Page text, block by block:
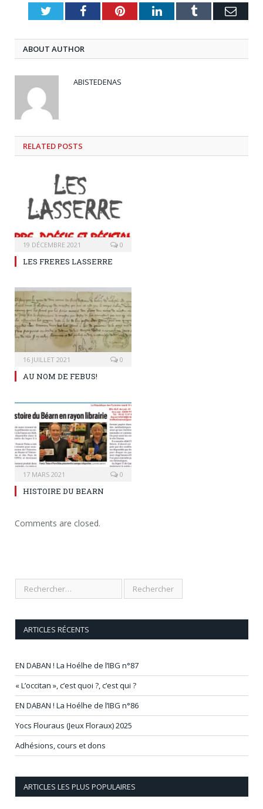
TwitterFacebookPinterestLinkedInTumblr
ABOUT AUTHOR
ABISTEDENAS
RELATED POSTS
19 DÉCEMBRE 2021 0
LES FRERES LASSERRE
16 JUILLET 2021 0
AU NOM DE FEBUS!
17 MARS 2021 0
HISTOIRE DU BEARN
Comments are closed.
ARTICLES RÉCENTS
EN DABAN ! La Hoélhe de l’IBG n°87
« L’occitan », c’est quoi ?, c’est qui ?
EN DABAN ! La Hoélhe de l’IBG n°86
Yocs Flouraus (Jeux Floraux) 2025
Adhésions, cours et dons
ARTICLES LES PLUS POPULAIRES